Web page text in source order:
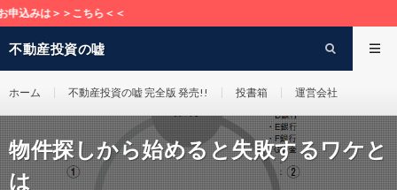
＞＞こちら＜＜
不動産投資の嘘
ホーム 不動産投資の嘘 完全版 発売!! 投書箱 運営会社
物件探しから始めると失敗するワケと
は